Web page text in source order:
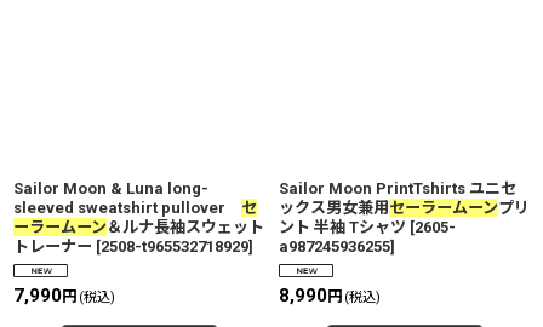
Sailor Moon & Luna long-
sleeved sweatshirt pullover セ
ーラームーン ＆ルナ長袖スウェット
トレーナー [2508-t965532718929]
7,990円 (税込)
Sailor Moon PrintTshirts ユニセ
ックス男女兼用 セーラームーンプリ
ント 半袖 Tシャツ [2605-
a987245936255]
8,990円 (税込)